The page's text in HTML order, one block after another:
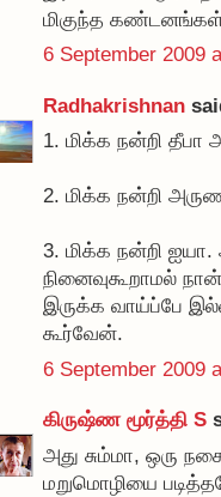
மிகுந்த
6 September 2009
Radhakrishnan
1. மிக்க நன்றி தீபா
2. மிக்க நன்றி
3. மிக்க நன்றி
நினைவுகூறாமல்
இருக்க வாய்ப்பே
கூர்வேன்.
6 September 2009
கிருஷ்ண மூர்த்தி S
அது சும்மா, ஒரு
மறுமொழியை